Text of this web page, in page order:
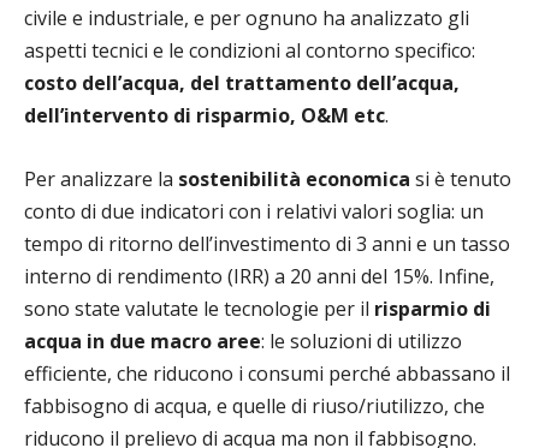
civile e industriale, e per ognuno ha analizzato gli
aspetti tecnici e le condizioni al contorno specifico:
costo dell’acqua, del trattamento dell’acqua,
dell’intervento di risparmio, O&M etc.
Per analizzare la sostenibilità economica si è tenuto
conto di due indicatori con i relativi valori soglia: un
tempo di ritorno dell’investimento di 3 anni e un tasso
interno di rendimento (IRR) a 20 anni del 15%. Infine,
sono state valutate le tecnologie per il risparmio di
acqua in due macro aree: le soluzioni di utilizzo
efficiente, che riducono i consumi perché abbassano il
fabbisogno di acqua, e quelle di riuso/riutilizzo, che
riducono il prelievo di acqua ma non il fabbisogno.